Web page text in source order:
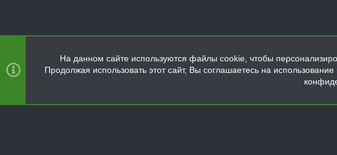
На данном сайте используются файлы cookie, чтобы
Продолжая использовать этот сайт, Вы соглашаетесь на